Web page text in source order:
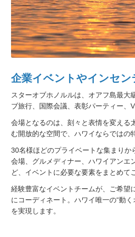
企業イベントやインセ
スターオブホノルルは、オアフ島最
ブ旅行、国際会議、表彰パーティー、
会場となるのは、刻々と表情を変える
む開放的な空間で、ハワイならではの
30名様ほどのプライベートな集まり
会場、グルメディナー、ハワイアンエ
ど、イベントに必要な要素をまとめて
経験豊富なイベントチームが、ご希望
にコーディネート。ハワイ唯一の“動
を実現します。